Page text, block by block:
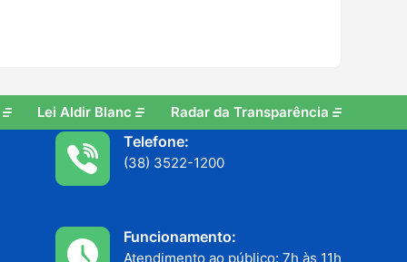
Lei Aldir Blanc Radar da Transparência
Telefone:
(38) 3522-1200
Funcionamento:
Atendimento ao público: 7h às 11h